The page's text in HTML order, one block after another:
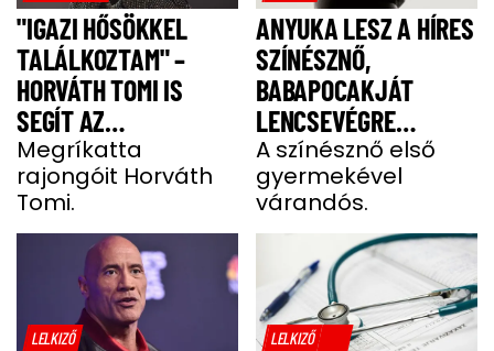
"IGAZI HŐSÖKKEL
TALÁLKOZTAM" –
HORVÁTH TOMI IS
SEGÍT AZ
IZOMSORVADÁSOS
ALEXNEK
Megríkatta
rajongóit Horváth
Tomi.
ANYUKA LESZ A HÍRES
SZÍNÉSZNŐ,
BABAPOCAKJÁT
LENCSEVÉGRE
KAPTÁK
A színésznő első
gyermekével
várandós.
LELKIZŐ LELKIZŐ